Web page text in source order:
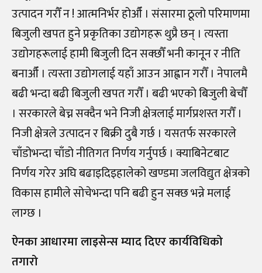
उत्पादन गरौँ न ! आत्मनिर्भर होऔँ । संसारमा ठूलो परिमाणमा
बिजुली खपत हुने प्रकृतिका उद्योगहरू थुप्रै छन् । त्यस्ता
उद्योगहरूलाई हामी बिजुली दिन सक्छौँ भनी कानून र नीति
बनाऔँ । त्यस्ता उद्योगलाई यहाँ आउन आह्वान गरौँ । नेपालमै
बढी भन्दा बढी बिजुली खपत गरौँ । बढी भएको बिजुली बेचौँ
। सरकारले बेच्न सक्दैन भने निजी क्षेत्रलाई मार्गप्रशस्त गरौँ ।
निजी क्षेत्रले उत्पादन र बिक्री दुबै गर्छ । यसतर्फ सरकारले
चाँडोभन्दा चाँडो नीतिगत निर्णय गर्नुपर्छ । क्याबिनेटबाट
निर्णय गरेर अघि बढाइदिइहालेको खण्डमा जलविद्युत क्षेत्रको
विकास हामीले सोचेभन्दा पनि बढी हुन सक्छ भन्ने मलाई
लाग्छ ।
ऐनका आधारमा लाइसेन्स म्याद दिएर कार्यविधिको
तगारो